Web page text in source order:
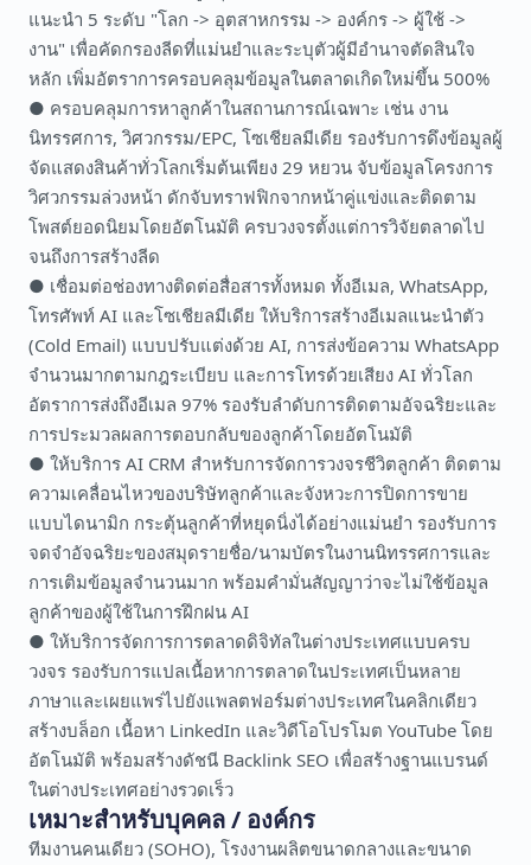
แนะนำ 5 ระดับ "โลก -> อุตสาหกรรม -> องค์กร -> ผู้ใช้ ->
งาน" เพื่อคัดกรองลีดที่แม่นยำและระบุตัวผู้มีอำนาจตัดสินใจ
หลัก เพิ่มอัตราการครอบคลุมข้อมูลในตลาดเกิดใหม่ขึ้น 500%
● ครอบคลุมการหาลูกค้าในสถานการณ์เฉพาะ เช่น งาน
นิทรรศการ, วิศวกรรม/EPC, โซเชียลมีเดีย รองรับการดึงข้อมูลผู้
จัดแสดงสินค้าทั่วโลกเริ่มต้นเพียง 29 หยวน จับข้อมูลโครงการ
วิศวกรรมล่วงหน้า ดักจับทราฟฟิกจากหน้าคู่แข่งและติดตาม
โพสต์ยอดนิยมโดยอัตโนมัติ ครบวงจรตั้งแต่การวิจัยตลาดไป
จนถึงการสร้างลีด
● เชื่อมต่อช่องทางติดต่อสื่อสารทั้งหมด ทั้งอีเมล, WhatsApp,
โทรศัพท์ AI และโซเชียลมีเดีย ให้บริการสร้างอีเมลแนะนำตัว
(Cold Email) แบบปรับแต่งด้วย AI, การส่งข้อความ WhatsApp
จำนวนมากตามกฎระเบียบ และการโทรด้วยเสียง AI ทั่วโลก
อัตราการส่งถึงอีเมล 97% รองรับลำดับการติดตามอัจฉริยะและ
การประมวลผลการตอบกลับของลูกค้าโดยอัตโนมัติ
● ให้บริการ AI CRM สำหรับการจัดการวงจรชีวิตลูกค้า ติดตาม
ความเคลื่อนไหวของบริษัทลูกค้าและจังหวะการปิดการขาย
แบบไดนามิก กระตุ้นลูกค้าที่หยุดนิ่งได้อย่างแม่นยำ รองรับการ
จดจำอัจฉริยะของสมุดรายชื่อ/นามบัตรในงานนิทรรศการและ
การเติมข้อมูลจำนวนมาก พร้อมคำมั่นสัญญาว่าจะไม่ใช้ข้อมูล
ลูกค้าของผู้ใช้ในการฝึกฝน AI
● ให้บริการจัดการการตลาดดิจิทัลในต่างประเทศแบบครบ
วงจร รองรับการแปลเนื้อหาการตลาดในประเทศเป็นหลาย
ภาษาและเผยแพร่ไปยังแพลตฟอร์มต่างประเทศในคลิกเดียว
สร้างบล็อก เนื้อหา LinkedIn และวิดีโอโปรโมต YouTube โดย
อัตโนมัติ พร้อมสร้างดัชนี Backlink SEO เพื่อสร้างฐานแบรนด์
ในต่างประเทศอย่างรวดเร็ว
เหมาะสำหรับบุคคล / องค์กร
ทีมงานคนเดียว (SOHO), โรงงานผลิตขนาดกลางและขนาด